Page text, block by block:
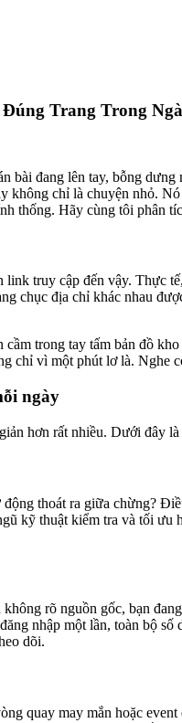
Trang Trong
bài đang lên tay, bỗng
chỉ là chuyện nhỏ.
thống. Hãy cùng tôi phân
truy cập đến vậy.
chục địa chỉ khác nhau
cầm trong tay tấm bản đồ
chỉ vì một phút lơ là. Nghe
ngày
hơn rất nhiều. Dưới đây
thoát ra giữa chừng?
kỹ thuật kiểm tra và tối ưu
rõ nguồn gốc, bạn
nhập một lần, toàn bộ
dõi.
quay may mắn hoặc